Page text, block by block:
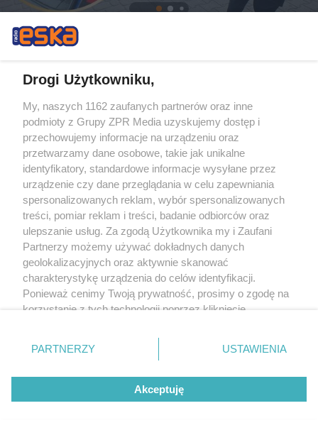
Drogi Użytkowniku,
My, naszych 1162 zaufanych partnerów oraz inne
podmioty z Grupy ZPR Media uzyskujemy dostęp i
przechowujemy informacje na urządzeniu oraz
przetwarzamy dane osobowe, takie jak unikalne
identyfikatory, standardowe informacje wysyłane przez
urządzenie czy dane przeglądania w celu zapewniania
spersonalizowanych reklam, wybór spersonalizowanych
treści, pomiar reklam i treści, badanie odbiorców oraz
ulepszanie usług. Za zgodą Użytkownika my i Zaufani
Partnerzy możemy używać dokładnych danych
geolokalizacyjnych oraz aktywnie skanować
charakterystykę urządzenia do celów identyfikacji.
Ponieważ cenimy Twoją prywatność, prosimy o zgodę na
korzystanie z tych technologii poprzez kliknięcie
zmienić/wycofać klikając przycisk ustawień prywatności
znajdujący się w lewym dolnym rogu strony
rodzaje przetwarzania danych nie wymagają zgody
użytkownika, ale masz prawo sprzeciwić się takiemu
przetwarzaniu. Preferencje będą miały zastosowanie tylko
PARTNERZY USTAWIENIA
Akceptuję